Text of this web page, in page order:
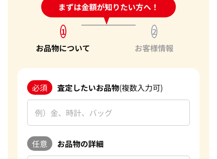
まずは金額が知りたい方へ！
24時間受付中!問い合わせフォーム
1
お品物について
2
お客様情報
必須 査定したいお品物(複数入力可)
任意 お品物の詳細